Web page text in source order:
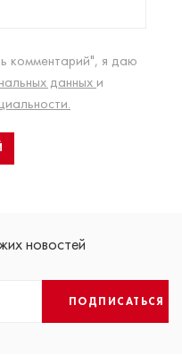
комментарий", я даю
данных и
новостей
ПОДПИСАТЬСЯ